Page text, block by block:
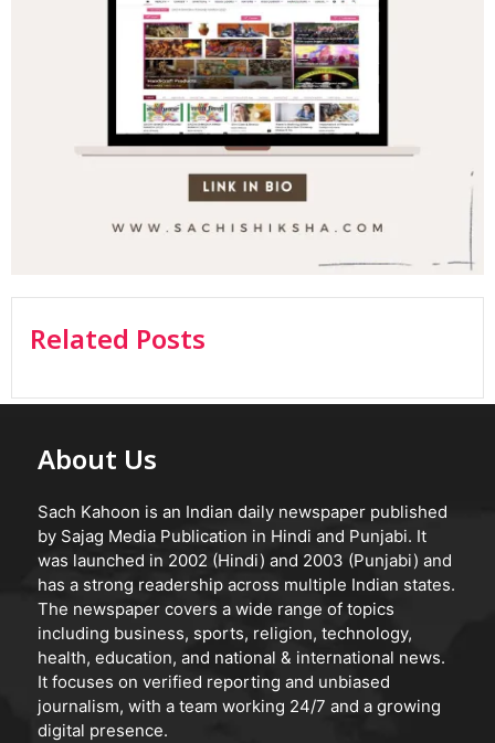
Related Posts
About Us
Sach Kahoon is an Indian daily newspaper published
by Sajag Media Publication in Hindi and Punjabi. It
was launched in 2002 (Hindi) and 2003 (Punjabi) and
has a strong readership across multiple Indian states.
The newspaper covers a wide range of topics
including business, sports, religion, technology,
health, education, and national & international news.
It focuses on verified reporting and unbiased
journalism, with a team working 24/7 and a growing
digital presence.